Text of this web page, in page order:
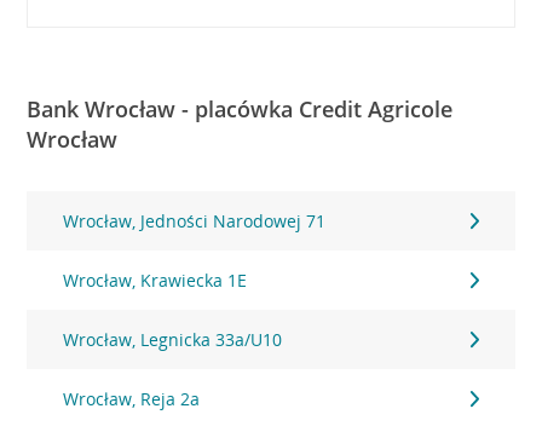
Bank Wrocław - placówka Credit Agricole
Wrocław
Wrocław, Jedności Narodowej 71
Wrocław, Krawiecka 1E
Wrocław, Legnicka 33a/U10
Wrocław, Reja 2a